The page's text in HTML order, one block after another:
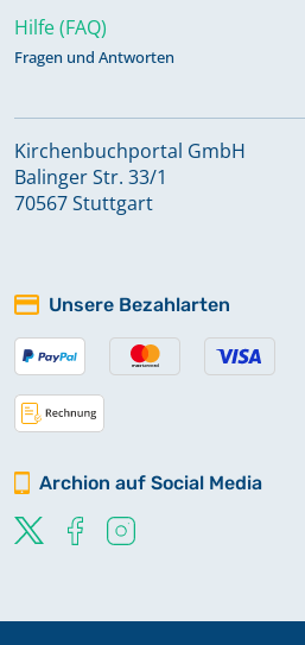
Hilfe (FAQ)
Fragen und Antworten
Kirchenbuchportal GmbH
Balinger Str. 33/1
70567 Stuttgart
Unsere Bezahlarten
Archion auf Social Media